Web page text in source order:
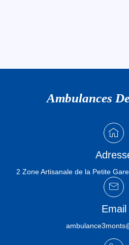
Ambulances
2 Zone Artisanale de la Petite
Email